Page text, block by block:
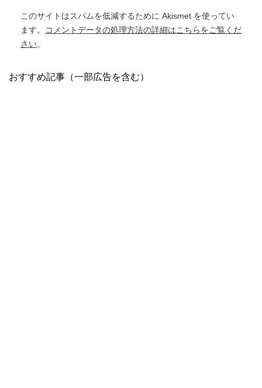
このサイトはスパムを低減するために Akismet を使ってい
ます。
コメントデータの処理方法の詳細はこちらをご覧くだ
さい。
おすすめ記事（一部広告を含む）